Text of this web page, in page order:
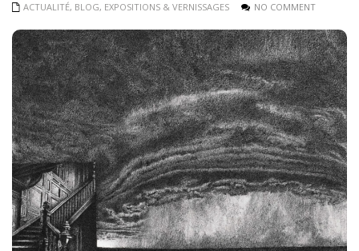
ACTUALITÉ, BLOG, EXPOSITIONS & VERNISSAGES NO COMMENT